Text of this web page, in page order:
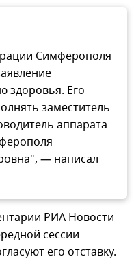
Симферополя
здоровья. Его
заместитель
аппарата
— написал
РИА Новости
сессии
его отставку.